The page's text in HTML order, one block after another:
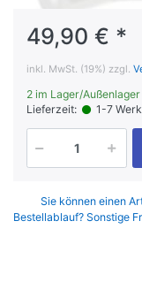
49,90 € *
inkl. MwSt. (19%) zzgl.
2 im Lager/Außenlager
Lieferzeit:
1-7
Sie können einen
Bestellablauf? Sonstige